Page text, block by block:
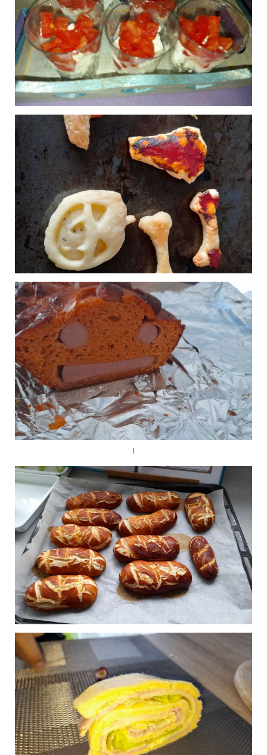
poulet
Publié le 31/12/2023 à 14:00
0
Verrines crevettes
chantilly citronnée
Publié le 24/12/2023 à 19:08
0
Verrines tomates chèvre
Publié le 24/12/2023 à 19:08
0
Feuilletés d'Halloween
Publié le 31/10/2023 à 17:00
Cake Bonhomme
Publié le 05/06/2023 à 18:43